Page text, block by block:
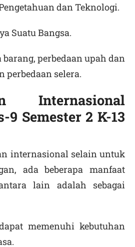
dan Teknologi.
Suatu Bangsa.
barang, perbedaan upah dan
perbedaan selera.
Internasional
9 Semester 2 K-13
internasional selain untuk
ada beberapa manfaat
lain adalah sebagai
memenuhi kebutuhan